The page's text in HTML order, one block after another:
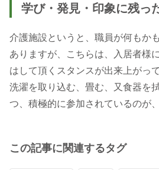
学び・発見・印象に残っ
介護施設というと、職員が何もか
ありますが、こちらは、入居者様
はして頂くスタンスが出来上がっ
洗濯を取り込む、畳む、又食器を
つ、積極的に参加されているのが
この記事に関連するタグ